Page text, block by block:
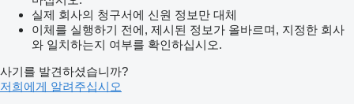
실제 회사의 청구서에 신원 정보만 대체
이체를 실행하기 전에, 제시된 정보가 올바르며, 지정한 회사
와 일치하는지 여부를 확인하십시오.
사기를 발견하셨습니까?
저희에게 알려주십시오